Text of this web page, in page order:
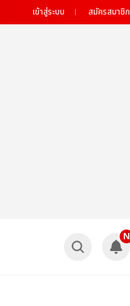
เข้าสู่ระบบ สมัครสมาชิก
N